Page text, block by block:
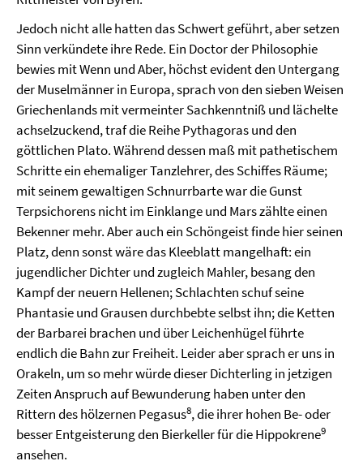
Jedoch nicht alle hatten das Schwert geführt, aber setzen
Sinn verkündete ihre Rede. Ein Doctor der Philosophie
bewies mit Wenn und Aber, höchst evident den Untergang
der Muselmänner in Europa, sprach von den sieben Weisen
Griechenlands mit vermeinter Sachkenntniß und lächelte
achselzuckend, traf die Reihe Pythagoras und den
göttlichen Plato. Während dessen maß mit pathetischem
Schritte ein ehemaliger Tanzlehrer, des Schiffes Räume;
mit seinem gewaltigen Schnurrbarte war die Gunst
Terpsichorens nicht im Einklange und Mars zählte einen
Bekenner mehr. Aber auch ein Schöngeist finde hier seinen
Platz, denn sonst wäre das Kleeblatt mangelhaft: ein
jugendlicher Dichter und zugleich Mahler, besang den
Kampf der neuern Hellenen; Schlachten schuf seine
Phantasie und Grausen durchbebte selbst ihn; die Ketten
der Barbarei brachen und über Leichenhügel führte
endlich die Bahn zur Freiheit. Leider aber sprach er uns in
Orakeln, um so mehr würde dieser Dichterling in jetzigen
Zeiten Anspruch auf Bewunderung haben unter den
Rittern des hölzernen Pegasus8, die ihrer hohen Be- oder
besser Entgeisterung den Bierkeller für die Hippokrene9
ansehen.